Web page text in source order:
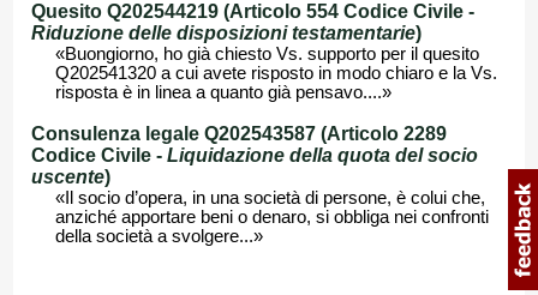
Quesito Q202544219 (Articolo 554 Codice Civile -
Riduzione delle disposizioni testamentarie)
«Buongiorno, ho già chiesto Vs. supporto per il quesito
Q202541320 a cui avete risposto in modo chiaro e la Vs.
risposta è in linea a quanto già pensavo....»
Consulenza legale Q202543587 (Articolo 2289
Codice Civile - Liquidazione della quota del socio
uscente)
«Il socio d’opera, in una società di persone, è colui che,
anziché apportare beni o denaro, si obbliga nei confronti
della società a svolgere...»